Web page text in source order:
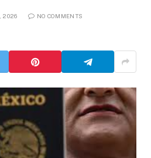
2026 NO COMMENTS